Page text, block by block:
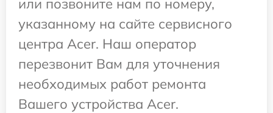
или позвоните нам по номеру,
указанному на сайте сервисного
центра Acer. Наш оператор
перезвонит Вам для уточнения
необходимых работ ремонта
Вашего устройства Acer.